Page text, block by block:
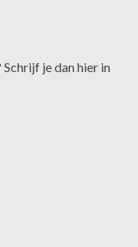
je dan hier in